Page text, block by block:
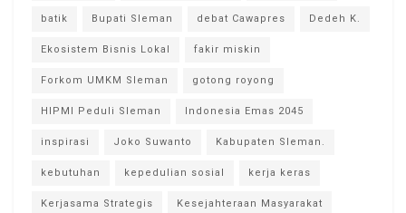
batik Bupati Sleman debat Cawapres Dedeh K.
Ekosistem Bisnis Lokal fakir miskin
Forkom UMKM Sleman gotong royong
HIPMI Peduli Sleman Indonesia Emas 2045
inspirasi Joko Suwanto Kabupaten Sleman.
kebutuhan kepedulian sosial kerja keras
Kerjasama Strategis Kesejahteraan Masyarakat